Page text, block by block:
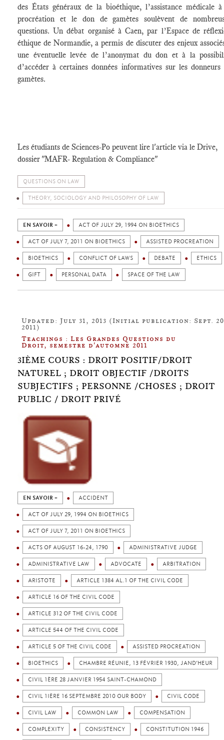
des États généraux de la bioéthique, l’assistance médicale
procréation et le don de gamètes soulèvent de
questions. Un débat organisé à Caen, par l’Espace de
éthique de Normandie, a permis de discuter des enjeux
une éventuelle levée de l’anonymat du don et à la
d’accéder à certaines données informatives sur les donneurs
gamètes.
Les étudiants de Sciences-Po peuvent lire l'article via le Drive,
dossier "MAFR- Regulation & Compliance"
QUESTIONS ON LAW
THEORY, SOCIOLOGY AND PHILOSOPHY OF LAW
EN SAVOIR + ACT OF JULY 29, 1994 ON BIOETHICS
ACT OF JULY 7, 2011 ON BIOETHICS ASSISTED PROCREATION
BIOETHICS CONFLICT OF LAWS DEBATE ETHICS
GIFT PERSONAL DATA SPACE OF THE LAW
Updated: July 31, 2013 (Initial publication: Sept.
2011)
Teachings : Les Grandes Questions du
Droit, semestre d'automne 2011
3IÈME COURS : DROIT POSITIF/DROIT
NATUREL ; DROIT OBJECTIF /DROITS
SUBJECTIFS ; PERSONNE /CHOSES ; DROIT
PUBLIC / DROIT PRIVÉ
EN SAVOIR + ACCIDENT
ACT OF JULY 29, 1994 ON BIOETHICS
ACT OF JULY 7, 2011 ON BIOETHICS
ACTS OF AUGUST 16-24, 1790 ADMINISTRATIVE JUDGE
ADMINISTRATIVE LAW ADVOCATE ARBITRATION
ARISTOTE ARTICLE 1384 AL.1 OF THE CIVIL CODE
ARTICLE 16 OF THE CIVIL CODE
ARTICLE 312 OF THE CIVIL CODE
ARTICLE 544 OF THE CIVIL CODE
ARTICLE 5 OF THE CIVIL CODE ASSISTED PROCREATION
BIOETHICS CHAMBRE RÉUNIE, 13 FÉVRIER 1930, JAND’HEUR
CIVIL 1ÈRE 28 JANVIER 1954 SAINT-CHAMOND
CIVIL 1IÈRE 16 SEPTEMBRE 2010 OUR BODY CIVIL CODE
CIVIL LAW COMMON LAW COMPENSATION
COMPLEXITY CONSISTENCY CONSTITUTION 1946